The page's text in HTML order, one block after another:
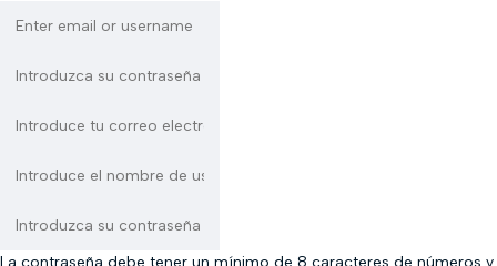
La contraseña debe tener un mínimo de 8 caracteres de números y